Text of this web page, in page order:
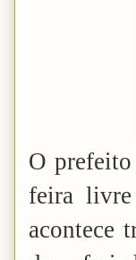
O
feira
acontece